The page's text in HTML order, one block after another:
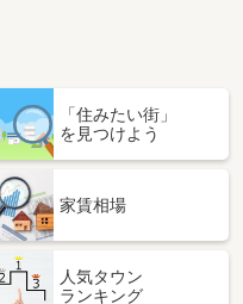
「住みたい街」
を見つけよう
家賃相場
人気タウン
ランキング